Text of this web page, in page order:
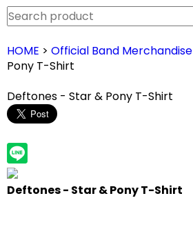
HOME > Official Band Merchandise
Pony T-Shirt
Deftones - Star & Pony T-Shirt
Deftones - Star & Pony T-Shirt